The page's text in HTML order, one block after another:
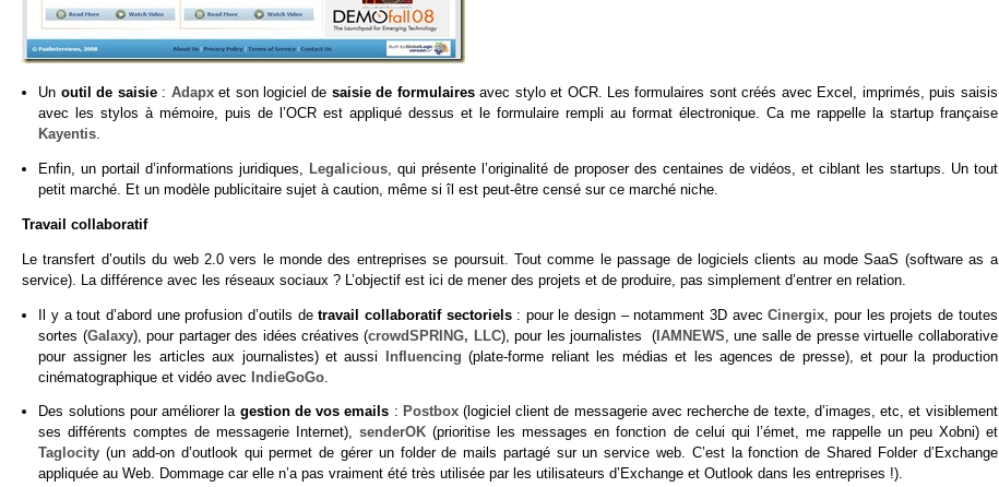
Un outil de saisie: Adapxet son logiciel de saisie de formulairesavec stylo et OCR. Les formulaires sont créés avec Excel, imprimés, puis saisis
avec les stylos à mémoire, puis de l’OCR est appliqué dessus et le formulaire rempli au format électronique. Ca me rappelle la startup française
Kayentis.
Enfin, un portail d’informations juridiques, Legalicious, qui présente l’originalité de proposer des centaines de vidéos, et ciblant les startups. Un tout
petit marché. Et un modèle publicitaire sujet à caution, même si îl est peut-être censé sur ce marché niche.
Travail collaboratif
Le transfert d’outils du web 2.0 vers le monde des entreprises se poursuit. Tout comme le passage de logiciels clients au mode SaaS (software as a
service). La différence avec les réseaux sociaux ? L’objectif est ici de mener des projets et de produire, pas simplement d’entrer en relation.
Il y a tout d’abord une profusion d’outils detravail collaboratif sectoriels: pour le design – notamment 3D avecCinergix , pour les projets de toutes
sortes (Galaxy), pour partager des idées créatives (crowdSPRING, LLC), pour les journalistes (IAMNEWS , une salle de presse virtuelle collaborative
pour assigner les articles aux journalistes) et aussi Influencing (plate-forme reliant les médias et les agences de presse), et pour la production
cinématographique et vidéo avec IndieGoGo
Des solutions pour améliorer la gestion de vos emails : Postbox(logiciel client de messagerie avec recherche de texte, d’images, etc, et visiblement
ses différents comptes de messagerie Internet),senderOK (prioritise les messages en fonction de celui qui l’émet, me rappelle un peu Xobni) et
Taglocity (un add-on d’outlook qui permet de gérer un folder de mails partagé sur un service web. C’est la fonction de Shared Folder d’Exchange
appliquée au Web. Dommage car elle n’a pas vraiment été très utilisée par les utilisateurs d’Exchange et Outlook dans les entreprises !).